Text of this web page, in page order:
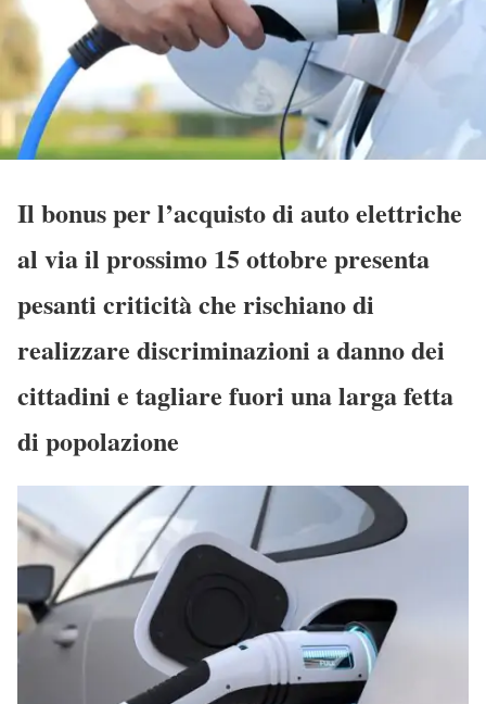
Il bonus per l’acquisto di auto elettriche
al via il prossimo 15 ottobre presenta
pesanti criticità che rischiano di
realizzare discriminazioni a danno dei
cittadini e tagliare fuori una larga fetta
di popolazione